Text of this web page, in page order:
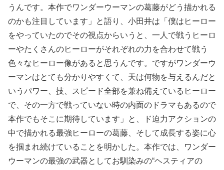
うんです。本作でワンダーウーマンの葛藤がどう描かれる
のかも注目しています」と語り、小田井は「僕はヒーロー
をやっていたのでその視点からいうと、一人で戦うヒーロ
ーやたくさんのヒーローがそれぞれの力を合わせて戦う
色々なヒーロー像があると思うんです。ですがワンダーウ
ーマンはとても分かりやすくて、天は何物を与えるんだと
いうパワー、技、スピード全部を兼ね備えているヒーロー
で、その一方で戦っていない時の内面のドラマもあるので
本作でもそこに期待しています」と、ド迫力アクションの
中で描かれる最強ヒーローの葛藤、そして成長する姿に心
を掴まれ続けていることを明かした。本作では、ワンダー
ウーマンの最強の武器としてお馴染みの“ヘスティアの